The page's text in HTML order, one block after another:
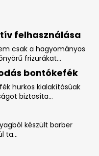
felhasználása
csak a hagyományos
frizurákat...
bontókefék
hurkos kialakításúak
biztosíta...
készült barber
ta...